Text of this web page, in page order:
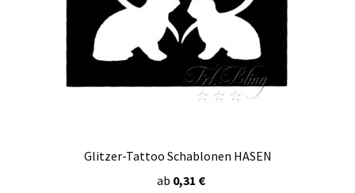
Glitzer-Tattoo Schablonen HASEN
ab 0,31 €